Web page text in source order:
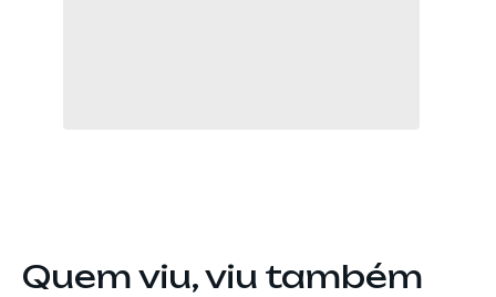
Quem viu, viu também